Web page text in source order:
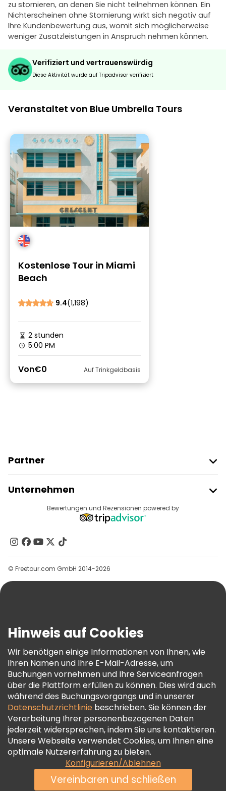
zu stornieren, an denen Sie nicht teilnehmen können. Ein
Nichterscheinen ohne Stornierung wirkt sich negativ auf
Ihre Kundenbewertung aus, womit sich möglicherweise
weniger Zusatzleistungen in Anspruch nehmen können.
Verifiziert und vertrauenswürdig
Diese Aktivität wurde auf Tripadvisor verifiziert
Veranstaltet von Blue Umbrella Tours
Kostenlose Tour in Miami
Beach
9.4(1,198)
2 stunden
5:00 PM
Von€0 Auf Trinkgeldbasis
Partner
Anbieter-Anmeldung
Affiliate-Programm
Unternehmen
Reiseziele
Kontakt
Gruppen
Hilfe
AGB Und Rechtliches
Cookie-Richtlinie
Freetour Auszeichnungen
Treueprogramm
Bewertungen und Rezensionen powered by
© Freetour.com GmbH 2014-2026
Hinweis auf Cookies
Wir benötigen einige Informationen von Ihnen, wie
Ihren Namen und Ihre E-Mail-Adresse, um
Buchungen vornehmen und Ihre Serviceanfragen
über die Plattform erfüllen zu können. Dies wird auch
während des Buchungsvorgangs und in unserer
Datenschutzrichtlinie beschrieben. Sie können der
Verarbeitung Ihrer personenbezogenen Daten
jederzeit widersprechen, indem Sie uns kontaktieren.
Unsere Webseite verwendet Cookies, um Ihnen eine
optimale Nutzererfahrung zu bieten.
Konfigurieren/Ablehnen
Vereinbaren und schließen